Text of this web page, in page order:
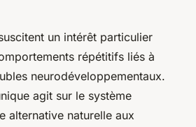
un intérêt particulier
répétitifs liés à
neurodéveloppementaux.
agit sur le système
alternative naturelle aux